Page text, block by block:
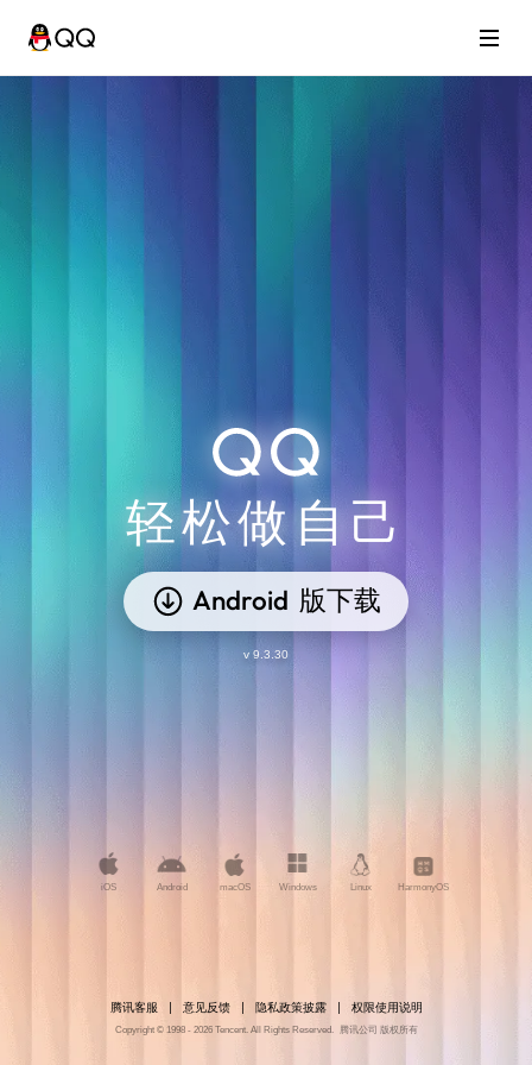
轻松做自己
轻松做自己
Android 版下载
v 9.3.30
iOS Android macOS Windows Linux HarmonyOS
腾讯客服 意见反馈 隐私政策披露 权限使用说明
Copyright © 1998 - 2026 Tencent. All Rights Reserved. 腾讯公司 版权所有